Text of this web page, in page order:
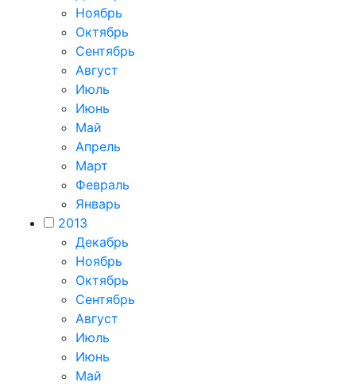
Ноябрь
Октябрь
Сентябрь
Август
Июль
Июнь
Май
Апрель
Март
Февраль
Январь
2013
Декабрь
Ноябрь
Октябрь
Сентябрь
Август
Июль
Июнь
Май